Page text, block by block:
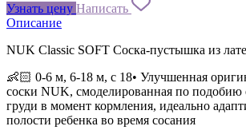
Узнать цену Написать
Описание
NUK Classic SOFT Соска-пустышка из
👶🏻 0-6 м, 6-18 м, с 18• Улучшенная
соски NUK, смоделированная по подобию
груди в момент кормления, идеально
полости ребенка во время сосания